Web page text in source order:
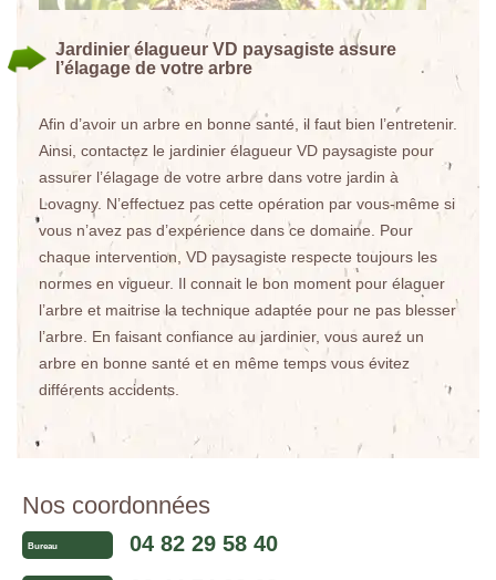
Jardinier élagueur VD paysagiste assure
l’élagage de votre arbre
Afin d’avoir un arbre en bonne santé, il faut bien l’entretenir.
Ainsi, contactez le jardinier élagueur VD paysagiste pour
assurer l’élagage de votre arbre dans votre jardin à
Lovagny. N’effectuez pas cette opération par vous-même si
vous n’avez pas d’expérience dans ce domaine. Pour
chaque intervention, VD paysagiste respecte toujours les
normes en vigueur. Il connait le bon moment pour élaguer
l’arbre et maitrise la technique adaptée pour ne pas blesser
l’arbre. En faisant confiance au jardinier, vous aurez un
arbre en bonne santé et en même temps vous évitez
différents accidents.
Nos coordonnées
Bureau 04 82 29 58 40